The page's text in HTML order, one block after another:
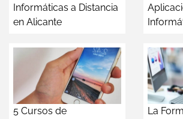
Informáticas a Distancia
en Alicante
5 Cursos de
La